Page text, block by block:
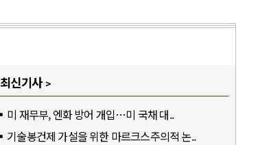
최신기사
미 재무부, 엔화 방어 개입…미 국채 대..
기술봉건제 가설을 위한 마르크스주의적 논..